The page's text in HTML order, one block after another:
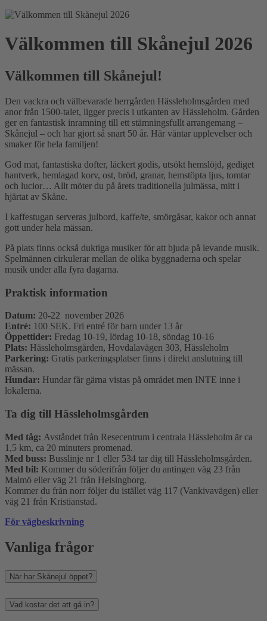
Välkommen till Skånejul 2026
Välkommen till Skånejul!
Den vackra och välbevarade herrgården Hässleholmsgården med
anor från 1500-talet, ligger precis i utkanten av Hässleholm. Gården
ger en fantastisk inramning till ett stämningsfullt arrangemang –
Skånejul – och har gjort så snart 50 år. Här väntar upplevelser och
smaker för hela familjen!
God mat, fantastiska dofter, läckert godis, utsökt hemslöjd, gediget
hantverk, hemlagad korv, ost, bröd, granar, hemstöpta ljus, tomtar
och lucior… Allt möter du på årets traditionella julmässa, mitt i
hjärtat av Skåne.
I kaffestugan serveras julbord, kaffe/te, smörgåsar, kakor och annat
gott under hela mässan.
På plats finns också duktiga musiker för att bjuda på levande musik.
Spelmännen cirkulerar mellan de olika byggnaderna och spelar
musik under alla fyra dagarna.
Praktisk information
Datum: 20-22 november 2026
Entré: 100 SEK. Fri entré för barn under 13 år
Öppettider: Fredag 10-19, lördag 10-18, söndag 10-16
Plats: Hässleholmsgården, Hovdalavägen 303, Hässleholm
Parkering: Gratis parkeringsplatser finns i direkt anslutning till
mässan.
Hundar: Hundar får gärna vistas på området men INTE inne i
lokalerna.
Ta dig till Hässleholmsgården
Med tåg: Avståndet från Resecentrum i centrala Hässleholm är ca
1,5 km, ca 20 minuters promenad.
Med buss: Busslinje nr 1 eller 534 tar dig till Hässleholmsgården.
Med bil: Kommer du söderifrån följer du antingen väg 23 från
Malmö eller väg 21 från Helsingborg.
Kommer du från norr följer du istället väg 117 (Vankivavägen) eller
väg 21 från Kristianstad.
För vägbeskrivning
Vanliga frågor
När har Skånejul öppet?
Vad kostar det att gå in?